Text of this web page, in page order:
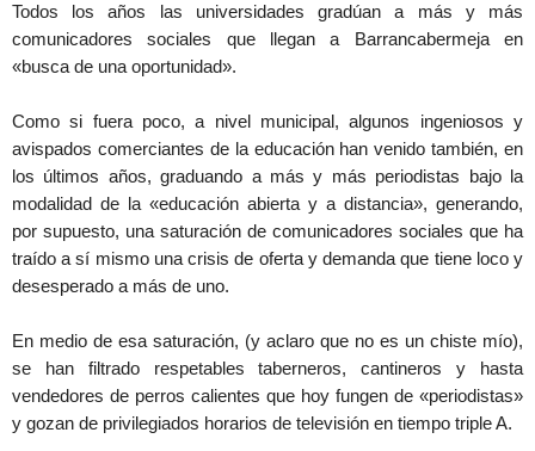
Todos los años las universidades gradúan a más y más
comunicadores sociales que llegan a Barrancabermeja en
«busca de una oportunidad».
Como si fuera poco, a nivel municipal, algunos ingeniosos y
avispados comerciantes de la educación han venido también, en
los últimos años, graduando a más y más periodistas bajo la
modalidad de la «educación abierta y a distancia», generando,
por supuesto, una saturación de comunicadores sociales que ha
traído a sí mismo una crisis de oferta y demanda que tiene loco y
desesperado a más de uno.
En medio de esa saturación, (y aclaro que no es un chiste mío),
se han filtrado respetables taberneros, cantineros y hasta
vendedores de perros calientes que hoy fungen de «periodistas»
y gozan de privilegiados horarios de televisión en tiempo triple A.